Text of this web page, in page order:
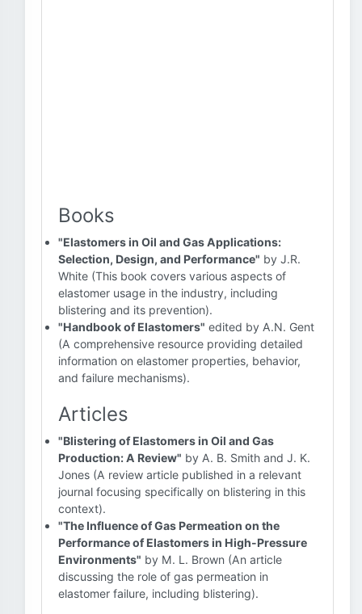
Books
"Elastomers in Oil and Gas Applications:
Selection, Design, and Performance" by J.R.
White (This book covers various aspects of
elastomer usage in the industry, including
blistering and its prevention).
"Handbook of Elastomers" edited by A.N. Gent
(A comprehensive resource providing detailed
information on elastomer properties, behavior,
and failure mechanisms).
Articles
"Blistering of Elastomers in Oil and Gas
Production: A Review" by A. B. Smith and J. K.
Jones (A review article published in a relevant
journal focusing specifically on blistering in this
context).
"The Influence of Gas Permeation on the
Performance of Elastomers in High-Pressure
Environments" by M. L. Brown (An article
discussing the role of gas permeation in
elastomer failure, including blistering).